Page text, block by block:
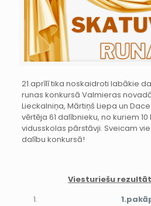
21.aprīlī tika noskaidroti labākie
runas konkursā Valmieras
Lieckalniņa, Mārtiņš Liepa un
vērtēja 61 dalībnieku, no kuriem
vidusskolas pārstāvji. Sveicam
dalību konkursā!
Viesturiešu